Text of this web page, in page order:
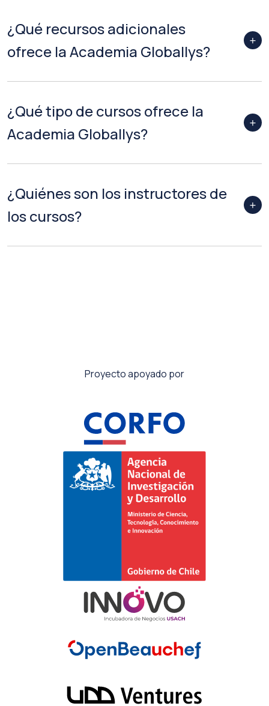
¿Qué recursos adicionales
ofrece la Academia Globallys?
¿Qué tipo de cursos ofrece la
Academia Globallys?
¿Quiénes son los instructores de
los cursos?
Proyecto apoyado por